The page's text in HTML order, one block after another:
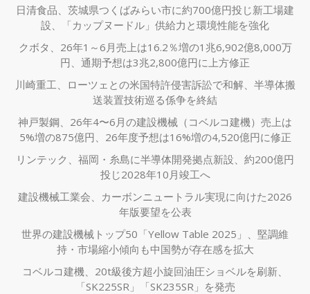
日清食品、茨城県つくばみらい市に約700億円投じ新工場建
設、「カップヌードル」供給力と環境性能を強化
クボタ、26年1～6月売上は16.2％増の1兆6,902億8,000万
円、通期予想は3兆2,800億円に上方修正
川崎重工、ローツェとの米国特許侵害訴訟で和解、半導体搬
送装置技術巡る係争を終結
神戸製鋼、26年4〜6月の建設機械（コベルコ建機）売上は
5%増の875億円、26年度予想は16%増の4,520億円に修正
リンテック、福岡・糸島に半導体開発拠点新設、約200億円
投じ2028年10月竣工へ
建設機械工業会、カーボンニュートラル実現に向けた2026
年版要望を公表
世界の建設機械トップ50「Yellow Table 2025」、堅調維
持・市場縮小傾向も中国勢が存在感を拡大
コベルコ建機、20t級後方超小旋回油圧ショベルを刷新、
「SK225SR」「SK235SR」を発売